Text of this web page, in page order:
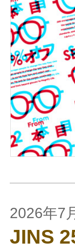
2026年7
JINS